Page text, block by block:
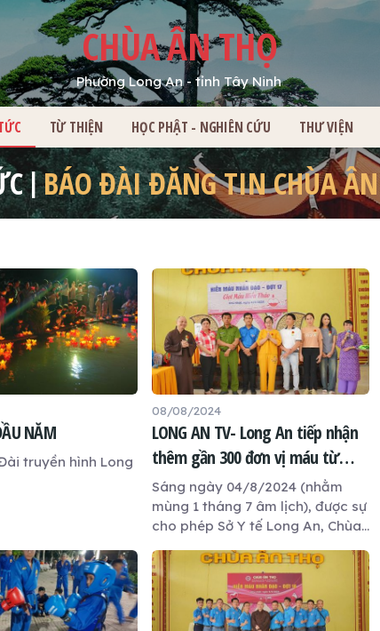
CHÙA ÂN THỌ
Phường Long An - tỉnh Tây Ninh
TỪ THIỆN HỌC PHẬT - NGHIÊN CỨU THƯ VIỆN
BÁO ĐÀI ĐĂNG TIN CHÙA
NĂM
truyền hình Long
08/08/2024
LONG AN TV- Long An tiếp nhận
thêm gần 300 đơn vị máu từ
hoạt động Hiến máu nhân đạo
Sáng ngày 04/8/2024 (nhằm
mùng 1 tháng 7 âm lịch), được sự
cho phép Sở Y tế Long An, Chùa
hợp với bệnh viện Chợ Rẫy
TP.HCM tổ chức Ngày hội Hiến
máu nhân đạo lần 17 với chủ đề
“Giọt máu hiếu thảo - mùa Vu